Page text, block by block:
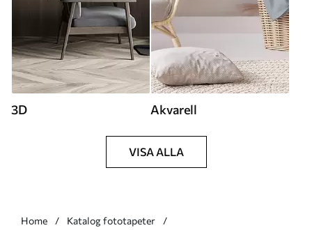
3D Akvarell
VISA ALLA
Home
Katalog fototapeter